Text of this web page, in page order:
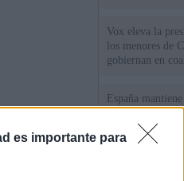
es importante para
Vox eleva la
los menores de
gobiernan en
España
coordinación
cruzar la